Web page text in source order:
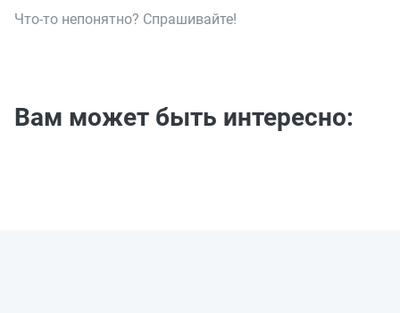
Что-то непонятно? Спрашивайте!
Вам может быть интересно: